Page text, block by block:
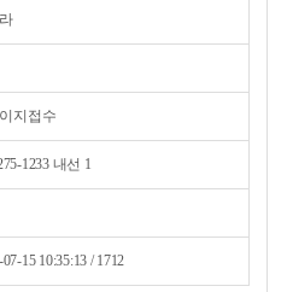
지접수
1233 내선 1
15 10:35:13 / 1712